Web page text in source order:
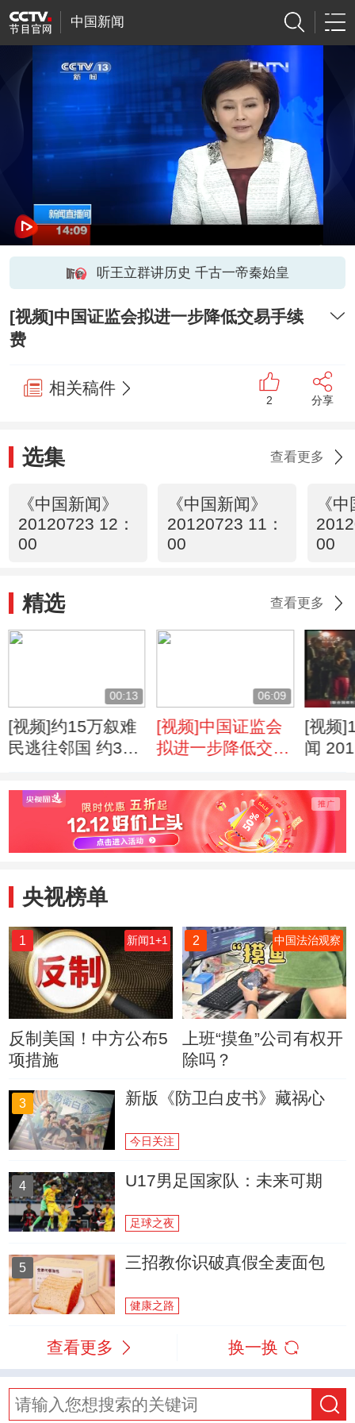
中国新闻
听王立群讲历史 千古一帝秦始皇
[视频]中国证监会拟进一步降低交易手续
费
相关稿件
2 分享
选集 查看更多
《中国新闻》
20120723 12：
00
《中国新闻》
20120723 11：
00
《
00
精选 查看更多
00:13
[视频]约15万叙难
民逃往邻国 约3万
06:09
[视频]中国证监会
拟进一步降低交易
[视频
闻
央视榜单
1 新闻1+1
反制美国！中方公布5
项措施
2 中国法治观察
上班“摸鱼”公司有权开
除吗？
3 新版《防卫白皮书》藏祸心
今日关注
4 U17男足国家队：未来可期
足球之夜
5 三招教你识破真假全麦面包
健康之路
查看更多 换一换